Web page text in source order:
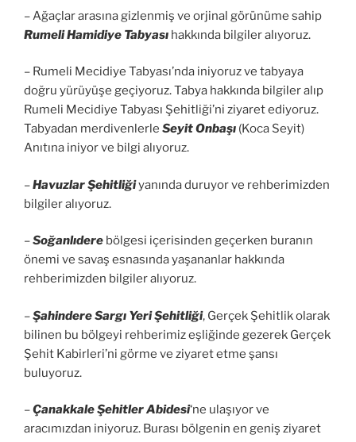
– Ağaçlar arasına gizlenmiş ve orjinal görünüme sahip
Rumeli Hamidiye Tabyası hakkında bilgiler alıyoruz.
– Rumeli Mecidiye Tabyası’nda iniyoruz ve tabyaya
doğru yürüyüşe geçiyoruz. Tabya hakkında bilgiler alıp
Rumeli Mecidiye Tabyası Şehitliği’ni ziyaret ediyoruz.
Tabyadan merdivenlerle Seyit Onbaşı (Koca Seyit)
Anıtına iniyor ve bilgi alıyoruz.
–Havuzlar Şehitliğiyanında duruyor ve rehberimizden
bilgiler alıyoruz.
–Soğanlıdere bölgesi içerisinden geçerken buranın
önemi ve savaş esnasında yaşananlar hakkında
rehberimizden bilgiler alıyoruz.
–Şahindere Sargı Yeri Şehitliği, Gerçek Şehitlik olarak
bilinen bu bölgeyi rehberimiz eşliğinde gezerek Gerçek
Şehit Kabirleri’ni görme ve ziyaret etme şansı
buluyoruz.
–Çanakkale Şehitler Abidesi‘ne ulaşıyor ve
aracımızdan iniyoruz. Burası bölgenin en geniş ziyaret